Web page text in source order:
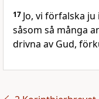
17 Jo, vi förfalska
såsom så många
drivna av Gud,